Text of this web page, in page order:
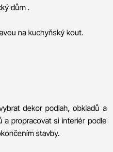
dům .
na kuchyňský kout.
dekor podlah, obkladů a
a propracovat si interiér podle
stavby.